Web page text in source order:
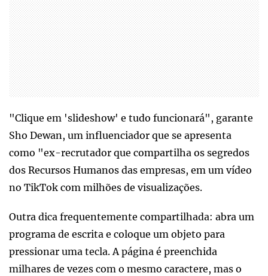
"Clique em 'slideshow' e tudo funcionará", garante
Sho Dewan, um influenciador que se apresenta
como "ex-recrutador que compartilha os segredos
dos Recursos Humanos das empresas, em um vídeo
no TikTok com milhões de visualizações.
Outra dica frequentemente compartilhada: abra um
programa de escrita e coloque um objeto para
pressionar uma tecla. A página é preenchida
milhares de vezes com o mesmo caractere, mas o